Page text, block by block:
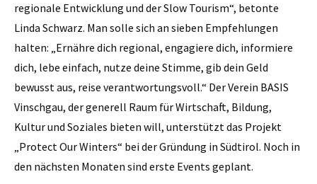
regionale Entwicklung und der Slow Tourism“, betonte
Linda Schwarz. Man solle sich an sieben Empfehlungen
halten: „Ernähre dich regional, engagiere dich, informiere
dich, lebe einfach, nutze deine Stimme, gib dein Geld
bewusst aus, reise verantwortungsvoll.“ Der Verein BASIS
Vinschgau, der generell Raum für Wirtschaft, Bildung,
Kultur und Soziales bieten will, unterstützt das Projekt
„Protect Our Winters“ bei der Gründung in Südtirol. Noch in
den nächsten Monaten sind erste Events geplant.